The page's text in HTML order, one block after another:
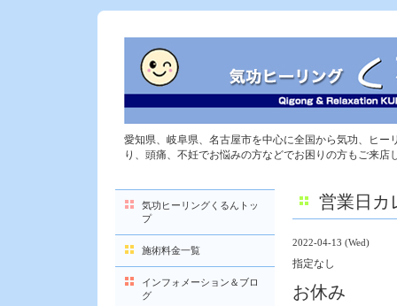
愛知県、岐阜県、名古屋市を中心に全国から気功、ヒー
り、頭痛、不妊でお悩みの方などでお困りの方もご来店
営業日カ
2022-04-13 (Wed)
指定なし
お休み
気功ヒーリングくるんトッ
プ
施術料金一覧
インフォメーション＆ブロ
グ